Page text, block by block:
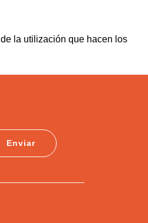
la utilización que hacen los
Enviar